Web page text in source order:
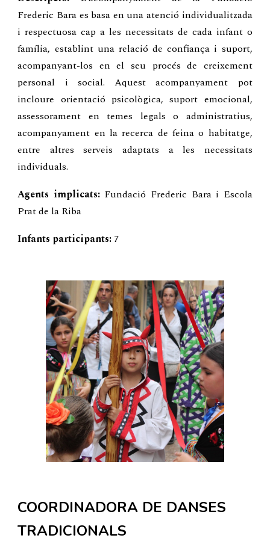
Frederic Bara es basa en una atenció individualitzada
i respectuosa cap a les necessitats de cada infant o
família, establint una relació de confiança i suport,
acompanyant-los en el seu procés de creixement
personal i social. Aquest acompanyament pot
incloure orientació psicològica, suport emocional,
assessorament en temes legals o administratius,
acompanyament en la recerca de feina o habitatge,
entre altres serveis adaptats a les necessitats
individuals.
Agents implicats:Fundació Frederic Bara i Escola
Prat de la Riba
Infants participants: 7
COORDINADORA DE DANSES
TRADICIONALS